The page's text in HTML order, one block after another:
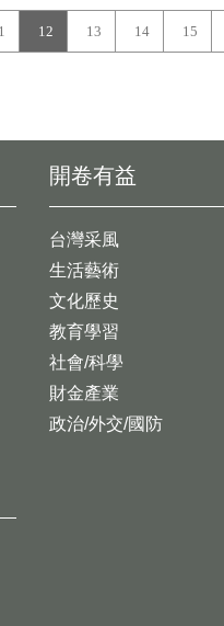
12 13 14 15
開卷有益
台灣采風
生活藝術
文化歷史
教育學習
社會/科學
財金產業
政治/外交/國防